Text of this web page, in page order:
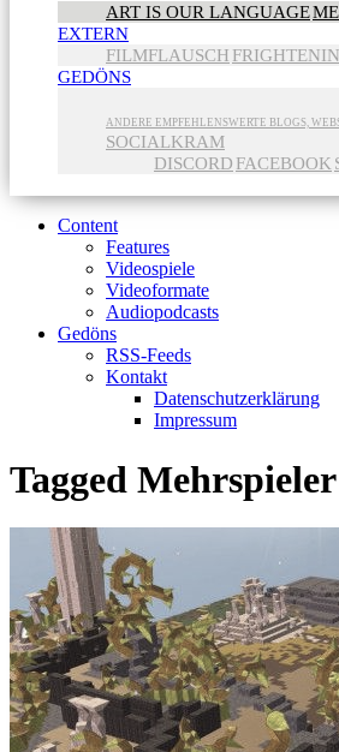
ART IS OUR LANGUAGE
EXTERN
FILMFLAUSCH
GEDÖNS
ANDERE EMPFEHLENSWERTE BLOGS,
SOCIALKRAM
DISCORD FACEBOOK
Content
Features
Videospiele
Videoformate
Audiopodcasts
Gedöns
RSS-Feeds
Kontakt
Datenschutzerklärung
Impressum
Tagged Mehrspieler